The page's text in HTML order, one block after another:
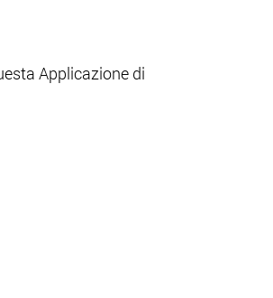
Applicazione di